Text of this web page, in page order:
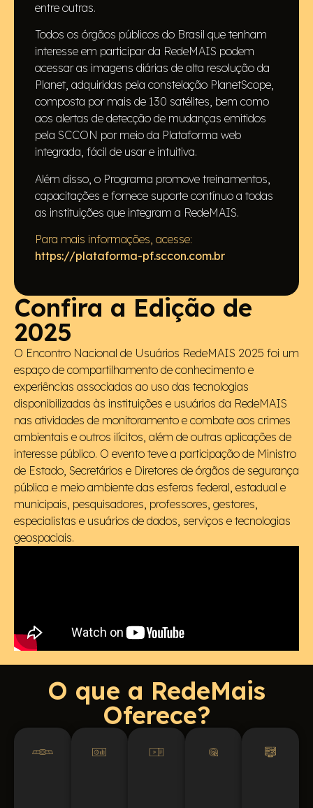
entre outras.
Todos os órgãos públicos do Brasil que tenham
interesse em participar da RedeMAIS podem
acessar as imagens diárias de alta resolução da
Planet, adquiridas pela constelação PlanetScope,
composta por mais de 130 satélites, bem como
aos alertas de detecção de mudanças emitidos
pela SCCON por meio da Plataforma web
integrada, fácil de usar e intuitiva.
Além disso, o Programa promove treinamentos,
capacitações e fornece suporte contínuo a todas
as instituições que integram a RedeMAIS.
Para mais informações, acesse:
https://plataforma-pf.sccon.com.br
Confira a Edição de
2025
O Encontro Nacional de Usuários RedeMAIS 2025 foi um
espaço de compartilhamento de conhecimento e
experiências associadas ao uso das tecnologias
disponibilizadas às instituições e usuários da RedeMAIS
nas atividades de monitoramento e combate aos crimes
ambientais e outros ilícitos, além de outras aplicações de
interesse público. O evento teve a participação de Ministro
de Estado, Secretários e Diretores de órgãos de segurança
pública e meio ambiente das esferas federal, estadual e
municipais, pesquisadores, professores, gestores,
especialistas e usuários de dados, serviços e tecnologias
geospaciais.
O que a RedeMais
Oferece?